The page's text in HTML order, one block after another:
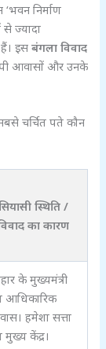
निर्माण
से ज्यादा
हैं। इसबंगला विवाद
आवासों और उनके
चर्चित पते कौन
स्थिति /
का कारण
के मुख्यमंत्री
आधिकारिक
हमेशा सत्ता
मुख्य केंद्र।